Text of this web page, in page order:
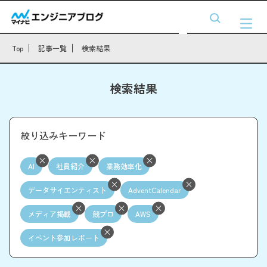
Top 記事一覧 検索結果
検索結果
絞り込みキーワード
AI 社員紹介 業務効率化
データサイエンティスト AdventCalendar
メディア掲載 競プロ AWS
イベント参加レポート